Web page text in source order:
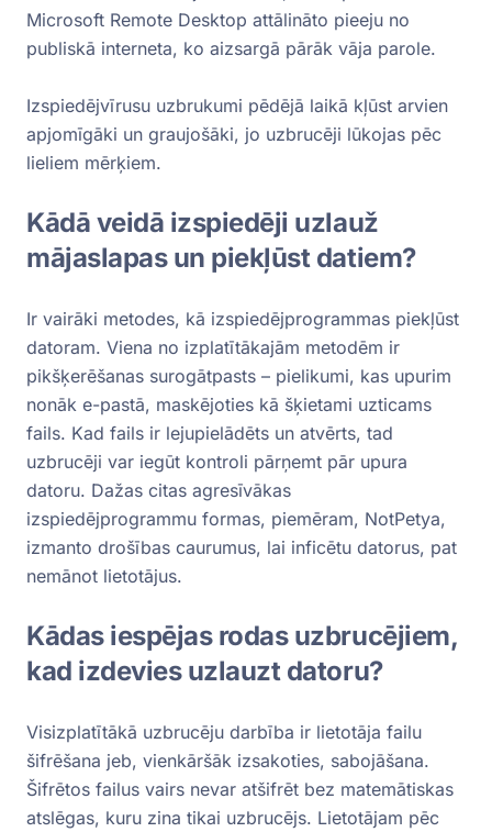
Microsoft Remote Desktop attālināto pieeju no
publiskā interneta, ko aizsargā pārāk vāja parole.
Izspiedējvīrusu uzbrukumi pēdējā laikā kļūst arvien
apjomīgāki un graujošāki, jo uzbrucēji lūkojas pēc
lieliem mērķiem.
Kādā veidā izspiedēji uzlauž
mājaslapas un piekļūst datiem?
Ir vairāki metodes, kā izspiedējprogrammas piekļūst
datoram. Viena no izplatītākajām metodēm ir
pikšķerēšanas surogātpasts – pielikumi, kas upurim
nonāk e-pastā, maskējoties kā šķietami uzticams
fails. Kad fails ir lejupielādēts un atvērts, tad
uzbrucēji var iegūt kontroli pārņemt pār upura
datoru. Dažas citas agresīvākas
izspiedējprogrammu formas, piemēram, NotPetya,
izmanto drošības caurumus, lai inficētu datorus, pat
nemānot lietotājus.
Kādas iespējas rodas uzbrucējiem,
kad izdevies uzlauzt datoru?
Visizplatītākā uzbrucēju darbība ir lietotāja failu
šifrēšana jeb, vienkāršāk izsakoties, sabojāšana.
Šifrētos failus vairs nevar atšifrēt bez matemātiskas
atslēgas, kuru zina tikai uzbrucējs. Lietotājam pēc